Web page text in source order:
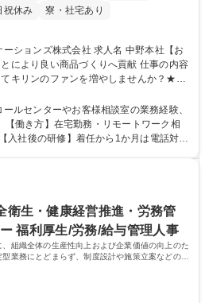
祝休み 寮・社宅あり
式会社 求人名 中野本社【お
良い商品づくりへ貢献 仕事の内容
キリンのファンを増やしませんか？★≫
りに活かしていく上で、窓口となるお客
す。お客様からの声に迅速かつ誠意をも
グループ内活動に反映しています。 【具
種 中野本社【お客様
り良い商品づくりへ貢献
ルセンターやお客様相談室の業務経験、
働き方】在宅勤務・リモートワーク相
ついて】キリングループの広報機能を担
を大切にし、磨き上げたホスピタリティ
りながら広報関連業務を行っておりま
衛生・健康経営推進・労務管
福利厚生/労務/給与管理人事
組織全体の生産性向上および企業価値の向上のた
業務にとどまらず、制度設計や施策立案などの上